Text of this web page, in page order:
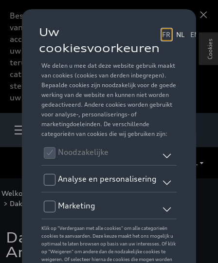
Beste accessoires-lovers,
vanaf nu kan u het hele
accessoire assortiment van
uw favoriete merk
terugvinden in de online
catalogus. Deze kunnen
steeds besteld worden via
uw verdeler.
Welkom Catalogus Audi >Transport
> Dakkoffers en bagagerekken
Dakkoffer Touring L -
Anthracite aeroskin
Cookies